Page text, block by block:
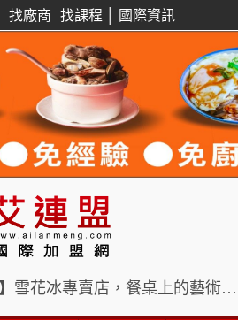
找廠商 找課程 國際資訊
【冰封仙果】雪花冰專賣店，餐桌上的藝術饗宴